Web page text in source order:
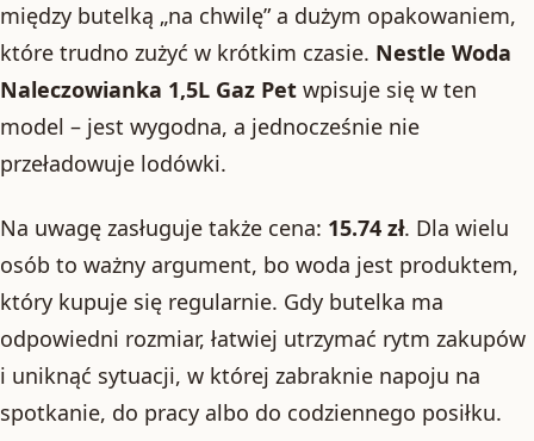
między butelką „na chwilę” a dużym opakowaniem,
które trudno zużyć w krótkim czasie. Nestle Woda
Naleczowianka 1,5L Gaz Pet wpisuje się w ten
model – jest wygodna, a jednocześnie nie
przeładowuje lodówki.
Na uwagę zasługuje także cena: 15.74 zł. Dla wielu
osób to ważny argument, bo woda jest produktem,
który kupuje się regularnie. Gdy butelka ma
odpowiedni rozmiar, łatwiej utrzymać rytm zakupów
i uniknąć sytuacji, w której zabraknie napoju na
spotkanie, do pracy albo do codziennego posiłku.